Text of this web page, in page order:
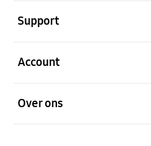
Support
Account
Over ons